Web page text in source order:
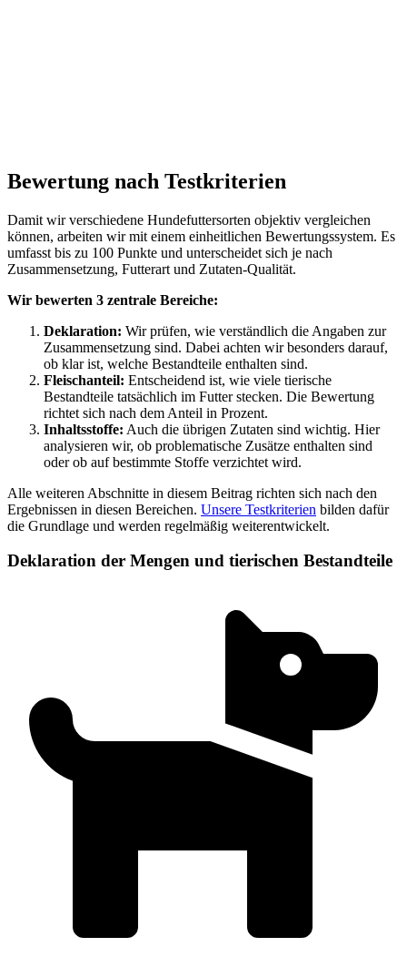
Bewertung nach Testkriterien
Damit wir verschiedene Hundefuttersorten objektiv vergleichen
können, arbeiten wir mit einem einheitlichen Bewertungssystem. Es
umfasst bis zu 100 Punkte und unterscheidet sich je nach
Zusammensetzung, Futterart und Zutaten-Qualität.
Wir bewerten 3 zentrale Bereiche:
Deklaration: Wir prüfen, wie verständlich die Angaben zur
Zusammensetzung sind. Dabei achten wir besonders darauf,
ob klar ist, welche Bestandteile enthalten sind.
Fleischanteil: Entscheidend ist, wie viele tierische
Bestandteile tatsächlich im Futter stecken. Die Bewertung
richtet sich nach dem Anteil in Prozent.
Inhaltsstoffe: Auch die übrigen Zutaten sind wichtig. Hier
analysieren wir, ob problematische Zusätze enthalten sind
oder ob auf bestimmte Stoffe verzichtet wird.
Alle weiteren Abschnitte in diesem Beitrag richten sich nach den
Ergebnissen in diesen Bereichen. Unsere Testkriterien bilden dafür
die Grundlage und werden regelmäßig weiterentwickelt.
Deklaration der Mengen und tierischen Bestandteile